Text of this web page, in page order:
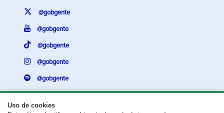
Uso de cookies
@gobgente
@gobgente
@gobgente
@gobgente
@gobgente